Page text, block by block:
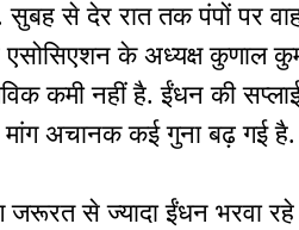
सुबह से देर रात तक पंपों पर
के अध्यक्ष कुणाल
कमी नहीं है. ईंधन की
अचानक कई गुना बढ़ गई है.
जरूरत से ज्यादा ईंधन भरवा